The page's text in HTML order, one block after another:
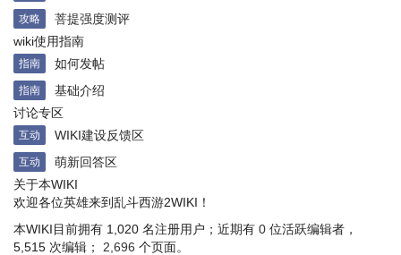
攻略
菩提强度测评
wiki使用指南
指南 如何发帖
指南
基础介绍
讨论专区
互动 WIKI建设反馈区
互动
萌新回答区
关于本WIKI
欢迎各位英雄来到乱斗西游2WIKI！
本WIKI目前拥有 1,020 名注册用户；近期有 0 位活跃编辑者，
5,515 次编辑； 2,696 个页面。